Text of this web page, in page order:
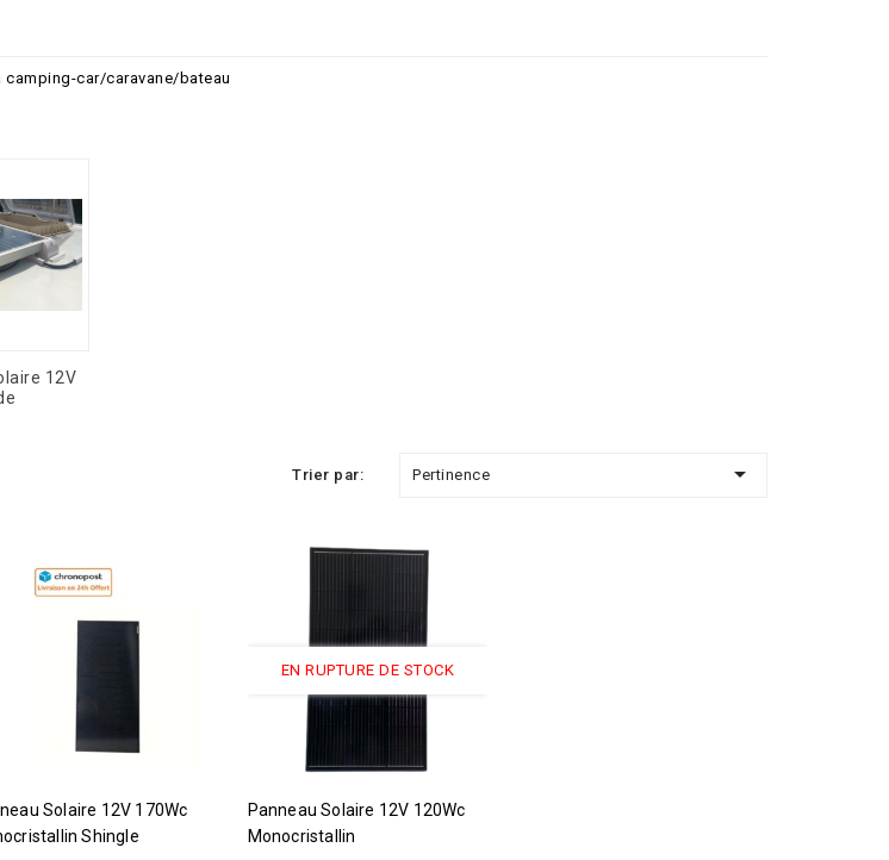
car/caravane/bateau
12V
Trier par: Pertinence 
Shingle
EN RUPTURE DE STOCK
Panneau Solaire 12V 120Wc
Monocristallin